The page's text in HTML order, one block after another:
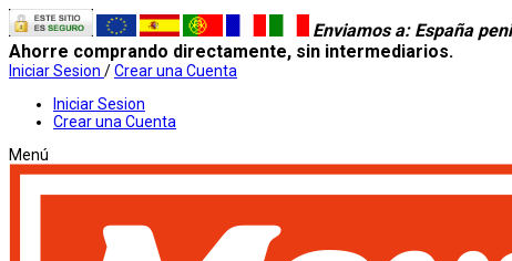
Enviamos a: España
Ahorre comprando directamente, sin intermediarios.
Iniciar Sesion /Crear una Cuenta
Iniciar Sesion
Crear una Cuenta
Menú